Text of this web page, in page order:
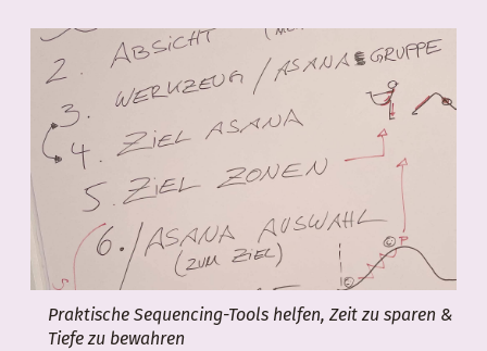
Praktische Sequencing-Tools helfen, Zeit zu sparen &
Tiefe zu bewahren